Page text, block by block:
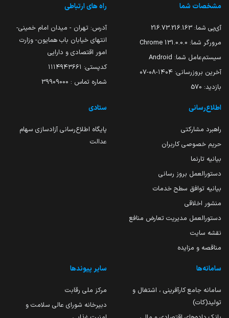
مشخصات شما
آی‌پی شما: 216.73.216.163
مرورگر شما: 131.0.0.0 Chrome
سیستم‌عامل شما: Android
آخرین بروزرسانی: ۱۴۰۴-۰۸-۰۷
بازدید: 570
راه های ارتباطی
آدرس: تهران - میدان امام خمینی-
انتهای خیابان باب همایون- وزارت
امور اقتصادی و دارایی
کدپستی: ۱۱۱۴۹۴۳۶۶۱
شماره تماس : 39909000
اطلاع‌رسانی
راهبرد مشارکتی
حریم خصوصی کاربران
بیانیه تارنما
دستورالعمل بروز رسانی
بیانیه توافق سطح خدمات
منشور اخلاقی
دستورالعمل مدیریت تعارض منافع
نقشه سایت
مناقصه و مزایده
ستادی
پایگاه اطلاع‌رسانی آزادسازی سهام
عدالت
سامانه‌ها
سامانه جامع کارآفرینی ، اشتغال و
تولید(کات)
سایر پیوندها
مرکز ملی رقابت
دبیرخانه شورای عالی سلامت و